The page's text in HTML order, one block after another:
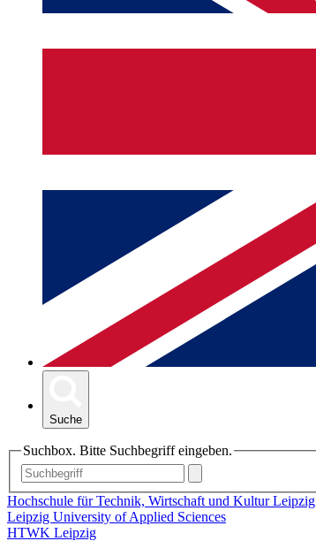
Suche
Suchbox. Bitte Suchbegriff eingeben.
Hochschule für Technik, Wirtschaft und Kultur Leipzig
Leipzig University of Applied Sciences
HTWK Leipzig